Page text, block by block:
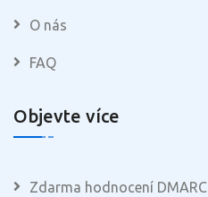
O nás
FAQ
Objevte více
Zdarma hodnocení DMARC